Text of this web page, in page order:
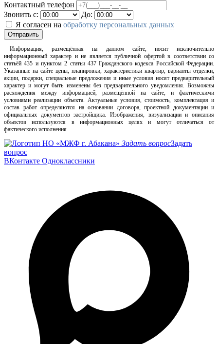
Контактный телефон
Звонить с:
До:
Я согласен на обработку персональных данных
Отправить
Информация, размещённая на данном сайте, носит исключительно
информационный характер и не является публичной офертой в соответствии со
статьёй 435 и пунктом 2 статьи 437 Гражданского кодекса Российской Федерации.
Указанные на сайте цены, планировки, характеристики квартир, варианты отделки,
акции, подарки, специальные предложения и иные условия носят предварительный
характер и могут быть изменены без предварительного уведомления. Возможны
расхождения между информацией, размещённой на сайте, и фактическими
условиями реализации объекта. Актуальные условия, стоимость, комплектация и
состав работ определяются на основании договора, проектной документации и
официальных документов застройщика. Изображения, визуализации и описания
объектов используются в информационных целях и могут отличаться от
фактического исполнения.
Задать вопросЗадать
вопрос
ВКонтакте Одноклассники